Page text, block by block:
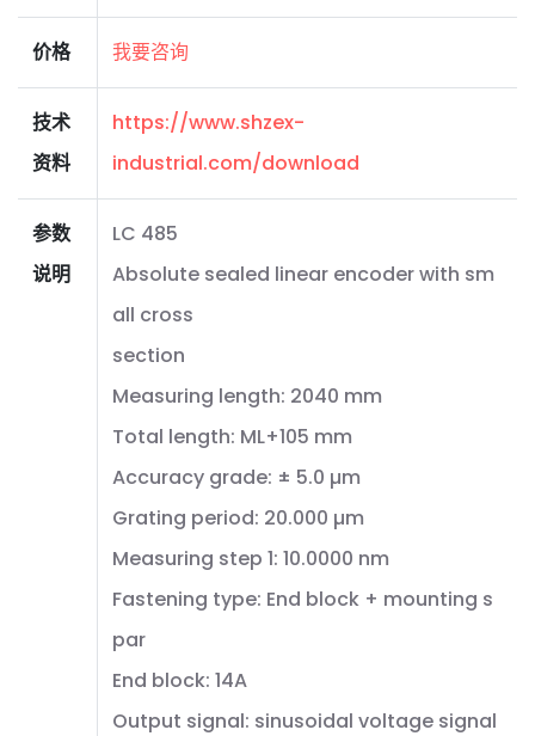
价格 我要咨询
技术
资料
https://www.shzex-
industrial.com/download
参数
说明
LC 485
Absolute sealed linear encoder with sm
all cross
section
Measuring length: 2040 mm
Total length: ML+105 mm
Accuracy grade: ± 5.0 µm
Grating period: 20.000 µm
Measuring step 1: 10.0000 nm
Fastening type: End block + mounting s
par
End block: 14A
Output signal: sinusoidal voltage signal